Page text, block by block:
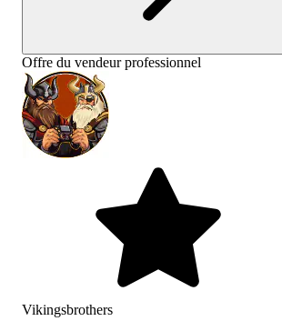
Offre du vendeur professionnel
Vikingsbrothers